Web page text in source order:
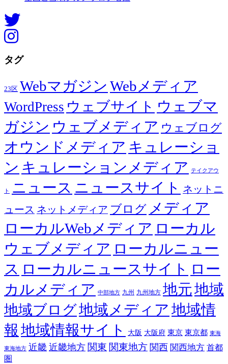
タグ
23区 Webマガジン Webメディア
WordPress ウェブサイト ウェブマ
ガジン ウェブメディア ウェブログ
オウンドメディア キュレーショ
ン キュレーションメディア テイクアウ
ト ニュース ニュースサイト ネットニ
ュース ネットメディア ブログ メディア
ローカルWebメディア ローカル
ウェブメディア ローカルニュー
ス ローカルニュースサイト ロー
カルメディア 中部地方 九州 九州地方 地元地域
地域ブログ地域メディア 地域情
報 地域情報サイト 大阪 大阪府 東京 東京都 東海
東海地方 近畿 近畿地方 関東 関東地方 関西 関西地方 首都
圏